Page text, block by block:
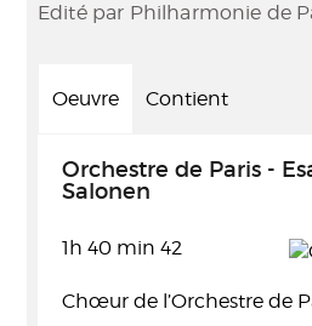
Edité par Philharmonie de
Oeuvre Contient
Orchestre de Paris -
Salonen
1h 40 min 42
Chœur de l’Orchestre de